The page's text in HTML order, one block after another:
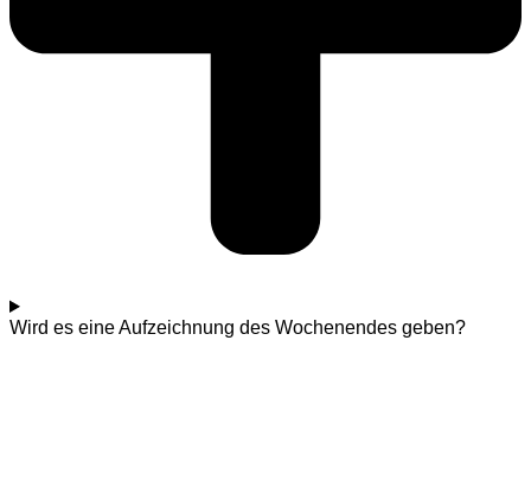
Wird es eine Aufzeichnung des Wochenendes geben?